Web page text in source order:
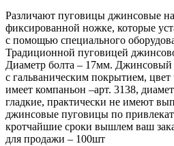
Различают пуговицы джинсовые
фиксированной ножке, которые
с помощью специального
Традиционной пуговицей
Диаметр болта – 17мм. Джинсовый
с гальваническим покрытием,
имеет компаньон –арт. 3138,
гладкие, практически не имеют
джинсовые пуговицы по
кротчайшие сроки вышлем ваш
для продажи – 100шт